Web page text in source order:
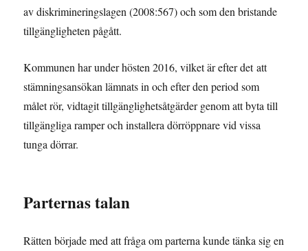
av diskrimineringslagen (2008:567) och som den bristande
tillgängligheten pågått.
Kommunen har under hösten 2016, vilket är efter det att
stämningsansökan lämnats in och efter den period som
målet rör, vidtagit tillgänglighetsåtgärder genom att byta till
tillgängliga ramper och installera dörröppnare vid vissa
tunga dörrar.
Parternas talan
Rätten började med att fråga om parterna kunde tänka sig en